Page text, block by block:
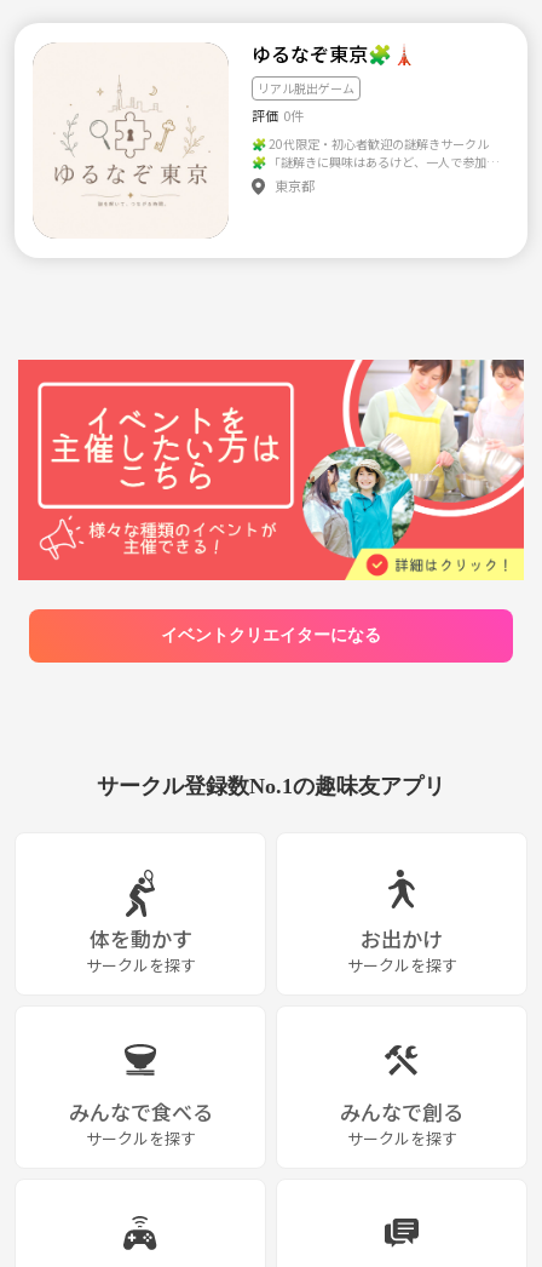
め、いかなるトラブルの発生についても当サ
ークルは一切の責任を負いません ・問題があ
ると判断されたメンバーは、サークルの秩序
を保つため退会とさせていただきます 【キャ
ンセルについて】 つなげーとのキャンセルポ
リシーに準じます 【※1その他】 ・つなげー
と内外におきまして、イベント（規模は問わ
ず）を企画・実施・主催等されている方につ
きましては、本サークルイベントへのご参加
に合ったサークル様を見つけていただけまし
たら幸いです。何卒ご理解いただきますよう宜
しくお願いいたします。 【ご質問など】 本ペ
ージ下部にある【質問・問い合わせに行く】
ボタンからお気軽にコメントください。 ※返
信にはお時間をいただく場合があります。予め
ご了承ください ♪主催者コメント♪ 主催者の
ゆかと申します♥ごくふつうの会社員です（^
^；； 趣味は... 食べること・お笑いが大好きで
す！ 最近は... カフェの新規開拓にハマってい
ます 毎日、会社と自宅の往復ばかりで、正直
なかなか気軽に誘える友人が少ないです（_；
そこで気楽に集まれる場があったらいいなと
良かった！楽しかったなと思っていただける
ゆるなぞ東京🧩🗼
リアル脱出ゲーム
評価 0件
🧩 20代限定・初心者歓迎の謎解きサークル
🧩 「謎解きに興味はあるけど、一人で参加す
るのは不安…」 「初心者でも楽しめるイベン
トに行ってみたい！」 そんな人のための、ゆ
脱出ゲームやボードゲームなど、サークル内
でやりたいと思ったことを企画していきま
す！ また、希望者でイベント後にカフェやご
と」だけでなく、「一緒に楽しめる仲間を作
ること」を大切にしています。 初心者・経験
者問わず、お互いに教え合いながら楽しく遊び
ましょう！ 気軽に、一緒に謎解きを楽しみま
しょう😊
東京都
イベントクリエイターになる
サークル登録数No.1の趣味友アプリ
体を動かす
サークルを探す
お出かけ
サークルを探す
みんなで食べる
サークルを探す
みんなで創る
サークルを探す